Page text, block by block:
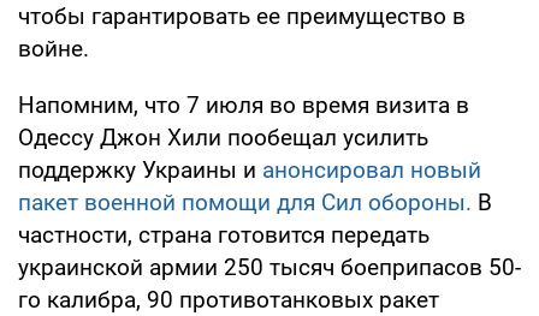
чтобы гарантировать ее преимущество в
войне.
Напомним, что 7 июля во время визита в
Одессу Джон Хили пообещал усилить
поддержку Украины и анонсировал новый
пакет военной помощи для Сил обороны. В
частности, страна готовится передать
украинской армии 250 тысяч боеприпасов 50-
го калибра, 90 противотанковых ракет